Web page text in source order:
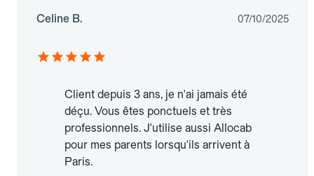
Celine B. 07/10/2025
Client depuis 3 ans, je n'ai jamais été
déçu. Vous êtes ponctuels et très
professionnels. J'utilise aussi Allocab
pour mes parents lorsqu'ils arrivent à
Paris.